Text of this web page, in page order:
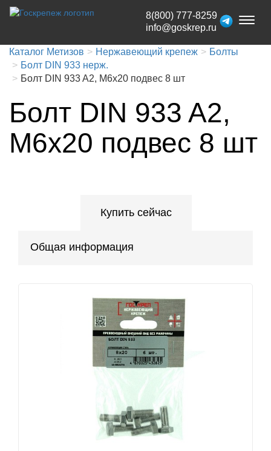
Toggle
8(800) 777-8259
info@goskrep.ru
Каталог Метизов Нержавеющий крепеж
Болты
Болт DIN 933 нерж.
Болт DIN 933 A2, М6x20 подвес 8 шт
Болт DIN 933 A2,
М6x20 подвес 8 шт
Купить сейчас
Общая информация